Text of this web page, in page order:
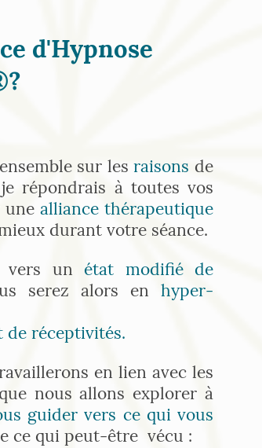
d'Hypnose
sur lesraisons de
répondrais à toutes vos
une alliance thérapeutique
durant votre séance.
vers unétat modifié de
serez alors enhyper-
de réceptivités.
en lien avec les
nous allons explorer à
guider vers ce qui vous
ce qui peut-être vécu :